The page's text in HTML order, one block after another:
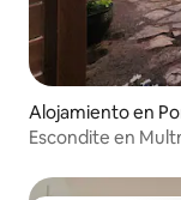
Alojamiento en
Escondite en